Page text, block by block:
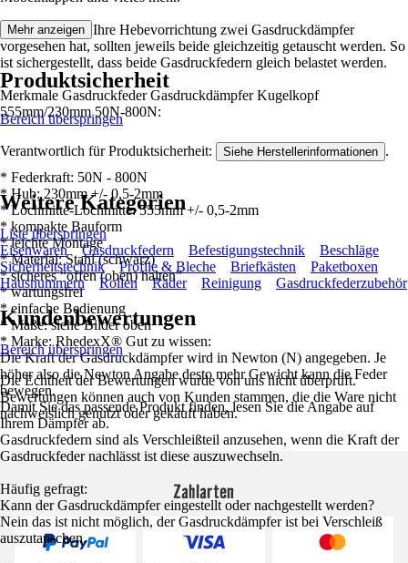
Hinweis: Wenn Ihre Hebevorrichtung zwei Gasdruckdämpfer
vorgesehen hat, sollten jeweils beide gleichzeitig getauscht werden. So
ist sichergestellt, dass beide Gasdruckfedern gleich belastet werden.
Merkmale Gasdruckfeder Gasdruckdämpfer Kugelkopf
555mm/230mm 50N-800N:
* Federkraft: 50N - 800N
* Hub: 230mm +/- 0,5-2mm
* Lochmitte-Lochmitte: 555mm +/- 0,5-2mm
* kompakte Bauform
* leichte Montage
* Material: Stahl (schwarz)
* sicheres “offen (oben) halten”
* wartungsfrei
* einfache Bedienung
* Maße: siehe Bilder oben
* Marke: RhedexX® Gut zu wissen:
Die Kraft der Gasdruckdämpfer wird in Newton (N) angegeben. Je
höher also die Newton Angabe desto mehr Gewicht kann die Feder
bewegen.
Damit Sie das passende Produkt finden, lesen Sie die Angabe auf
Ihrem Dämpfer ab.
Gasdruckfedern sind als Verschleißteil anzusehen, wenn die Kraft der
Gasdruckfeder nachlässt ist diese auszuwechseln.
Häufig gefragt:
Kann der Gasdruckdämpfer eingestellt oder nachgestellt werden?
Nein das ist nicht möglich, der Gasdruckdämpfer ist bei Verschleiß
auszutauschen.
Mehr anzeigen
Produktsicherheit
Bereich überspringen
Verantwortlich für Produktsicherheit: Siehe Herstellerinformationen .
Weitere Kategorien
Liste überspringen
Eisenwaren
Gasdruckfedern Befestigungstechnik
Beschläge
Sicherheitstechnik
Profile & Bleche Briefkästen
Paketboxen
Hausnummern
Rollen Räder Reinigung Gasdruckfederzubehör
Kundenbewertungen
Bereich überspringen
Die Echtheit der Bewertungen wurde von uns nicht überprüft.
Bewertungen können auch von Kunden stammen, die die Ware nicht
nachweislich genutzt oder gekauft haben.
Zahlarten